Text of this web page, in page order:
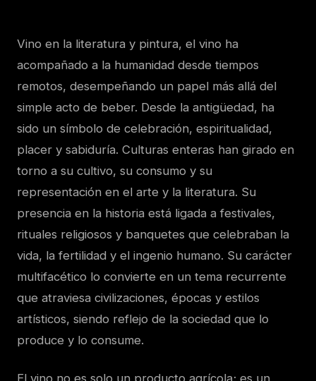
Vino en la literatura y pintura, el vino ha
acompañado a la humanidad desde tiempos
remotos, desempeñando un papel más allá del
simple acto de beber. Desde la antigüedad, ha
sido un símbolo de celebración, espiritualidad,
placer y sabiduría. Culturas enteras han girado en
torno a su cultivo, su consumo y su
representación en el arte y la literatura. Su
presencia en la historia está ligada a festivales,
rituales religiosos y banquetes que celebraban la
vida, la fertilidad y el ingenio humano. Su carácter
multifacético lo convierte en un tema recurrente
que atraviesa civilizaciones, épocas y estilos
artísticos, siendo reflejo de la sociedad que lo
produce y lo consume.
El vino no es solo un producto agrícola; es un